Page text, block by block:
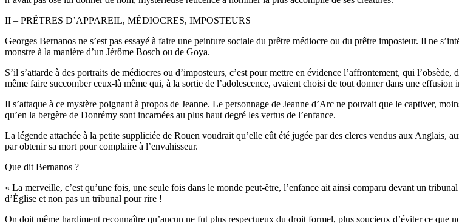
II – PRÊTRES D’APPAREIL, MÉDIOCRES, IMPOSTEURS
Georges Bernanos ne s’est pas essayé à faire une peinture sociale du prêtre médiocre ou du prêtre imposteur. Il ne
monstre à la manière d’un Jérôme Bosch ou de Goya.
S’il s’attarde à des portraits de médiocres ou d’imposteurs, c’est pour mettre en évidence l’affrontement, qui
même faire succomber ceux-là même qui, à la sortie de l’adolescence, avaient choisi de tout donner dans une
Il s’attaque à ce mystère poignant à propos de Jeanne. Le personnage de Jeanne d’Arc ne pouvait que le captiver,
qu’en la bergère de Donrémy sont incarnées au plus haut degré les vertus de l’enfance.
La légende attachée à la petite suppliciée de Rouen voudrait qu’elle eût été jugée par des clercs vendus aux Anglais,
par obtenir sa mort pour complaire à l’envahisseur.
Que dit Bernanos ?
« La merveille, c’est qu’une fois, une seule fois dans le monde peut-être, l’enfance ait ainsi comparu devant un
d’Église et non pas un tribunal pour rire !
On doit même hardiment reconnaître qu’aucun ne fut plus respectueux du droit formel, plus soucieux d’éviter ce que